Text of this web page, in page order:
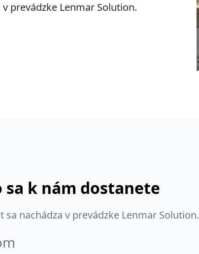
prevádzke Lenmar Solution.
sa k nám dostanete
sa nachádza v prevádzke Lenmar Solution.